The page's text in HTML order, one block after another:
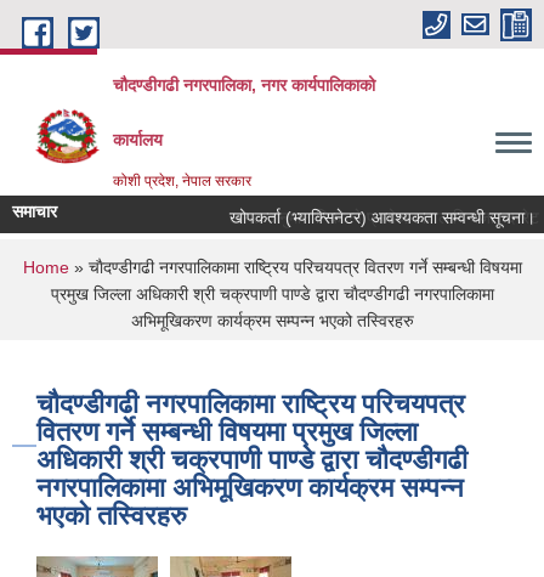
Skip to main content
चौदण्डीगढी नगरपालिका, नगर कार्यपालिकाको
कार्यालय
कोशी प्रदेश, नेपाल सरकार
समाचार खोपकर्ता (भ्याक्सिनेटर) आवश्यकता सम्वन्धी सूचना।
You are here
Home» चाैदण्डीगढी नगरपालिकामा राष्ट्रिय परिचयपत्र वितरण गर्ने सम्बन्धी विषयमा
प्रमुख जिल्ला अधिकारी श्री चक्रपाणी पाण्डे द्वारा चाैदण्डीगढी नगरपालिकामा
अभिमूखिकरण कार्यक्रम सम्पन्न भएको तस्विरहरु
चाैदण्डीगढी नगरपालिकामा राष्ट्रिय परिचयपत्र
वितरण गर्ने सम्बन्धी विषयमा प्रमुख जिल्ला
अधिकारी श्री चक्रपाणी पाण्डे द्वारा चाैदण्डीगढी
नगरपालिकामा अभिमूखिकरण कार्यक्रम सम्पन्न
भएको तस्विरहरु